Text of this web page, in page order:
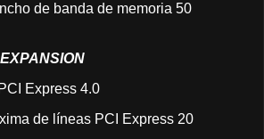
de banda de memoria 50
Express 4.0
de líneas PCI Express 20